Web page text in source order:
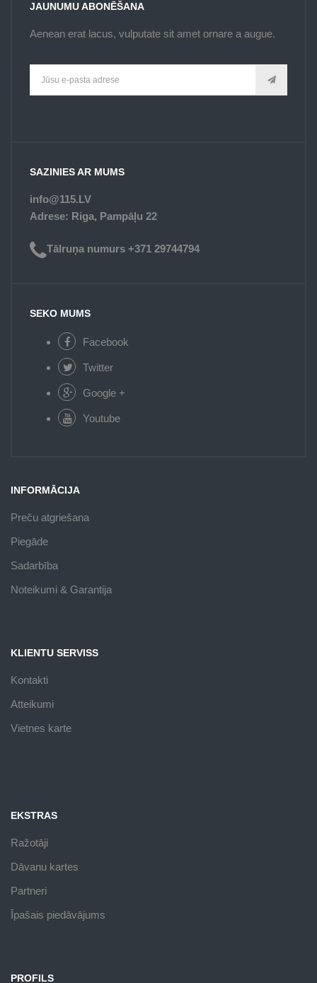
JAUNUMU ABONĒŠANA
Aenean erat lacus, vulputate sit amet ornare a augue.
SAZINIES AR MUMS
info@115.LV
Adrese: Riga, Pampāļu 22
Tālruņa numurs +371 29744794
SEKO MUMS
Facebook
Twitter
Google +
Youtube
INFORMĀCIJA
Preču atgriešana
Piegāde
Sadarbība
Noteikumi & Garantija
KLIENTU SERVISS
Kontakti
Atteikumi
Vietnes karte
EKSTRAS
Ražotāji
Dāvanu kartes
Partneri
Īpašais piedāvājums
PROFILS